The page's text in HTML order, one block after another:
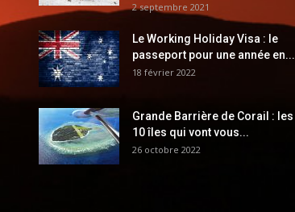
2 septembre 2021
Le Working Holiday Visa : le
passeport pour une année en...
18 février 2022
Grande Barrière de Corail : les
10 îles qui vont vous...
26 octobre 2022